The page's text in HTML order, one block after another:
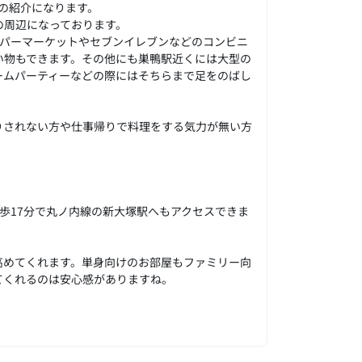
介になります。
辺になっております。
ーマーケットやセブンイレブンなどのコンビニ
もできます。その他にも巣鴨駅近くには大型の
パーティーなどの際にはそちらまで足をのばし
れない方や仕事帰りで料理をする気力が無い方
17分で丸ノ内線の新大塚駅へもアクセスできま
てくれます。単身向けのお部屋もファミリー向
れるのは安心感がありますね。